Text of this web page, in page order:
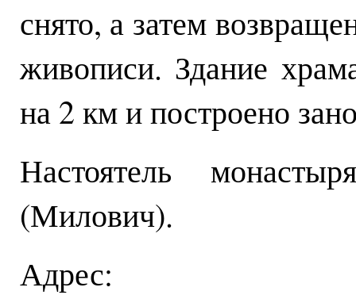
снято, а затем
живописи. Здание
на 2 км и построено
Настоятель
(Милович).
Адрес: